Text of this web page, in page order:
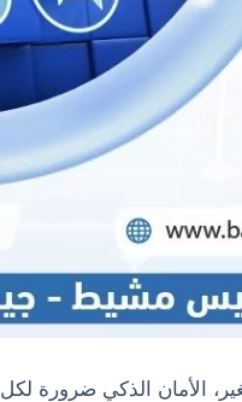
الأمان الذكي ضرورة لكل